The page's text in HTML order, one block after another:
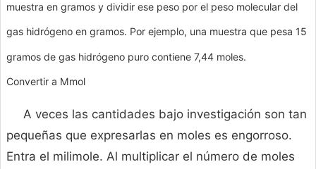
muestra en gramos y dividir ese peso por el peso molecular del
gas hidrógeno en gramos. Por ejemplo, una muestra que pesa 15
gramos de gas hidrógeno puro contiene 7,44 moles.
Convertir a Mmol
A veces las cantidades bajo investigación son tan
pequeñas que expresarlas en moles es engorroso.
Entra el milimole. Al multiplicar el número de moles